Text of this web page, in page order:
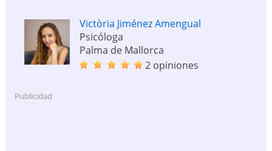
Victòria Jiménez Amengual
Psicóloga
Palma de Mallorca
2 opiniones
Publicidad